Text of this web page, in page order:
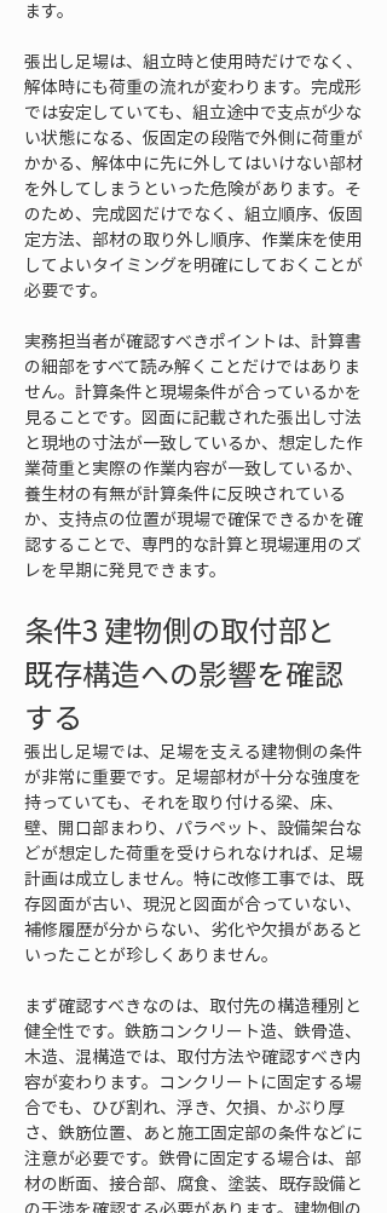
ます。
張出し足場は、組立時と使用時だけでなく、
解体時にも荷重の流れが変わります。完成形
では安定していても、組立途中で支点が少な
い状態になる、仮固定の段階で外側に荷重が
かかる、解体中に先に外してはいけない部材
を外してしまうといった危険があります。そ
のため、完成図だけでなく、組立順序、仮固
定方法、部材の取り外し順序、作業床を使用
してよいタイミングを明確にしておくことが
必要です。
実務担当者が確認すべきポイントは、計算書
の細部をすべて読み解くことだけではありま
せん。計算条件と現場条件が合っているかを
見ることです。図面に記載された張出し寸法
と現地の寸法が一致しているか、想定した作
業荷重と実際の作業内容が一致しているか、
養生材の有無が計算条件に反映されている
か、支持点の位置が現場で確保できるかを確
認することで、専門的な計算と現場運用のズ
レを早期に発見できます。
条件3 建物側の取付部と
既存構造への影響を確認
する
張出し足場では、足場を支える建物側の条件
が非常に重要です。足場部材が十分な強度を
持っていても、それを取り付ける梁、床、
壁、開口部まわり、パラペット、設備架台な
どが想定した荷重を受けられなければ、足場
計画は成立しません。特に改修工事では、既
存図面が古い、現況と図面が合っていない、
補修履歴が分からない、劣化や欠損があると
いったことが珍しくありません。
まず確認すべきなのは、取付先の構造種別と
健全性です。鉄筋コンクリート造、鉄骨造、
木造、混構造では、取付方法や確認すべき内
容が変わります。コンクリートに固定する場
合でも、ひび割れ、浮き、欠損、かぶり厚
さ、鉄筋位置、あと施工固定部の条件などに
注意が必要です。鉄骨に固定する場合は、部
材の断面、接合部、腐食、塗装、既存設備と
の干渉を確認する必要があります。建物側の